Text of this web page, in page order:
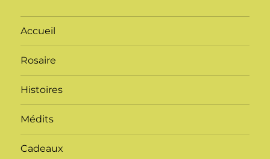
Accueil
Rosaire
Histoires
Médits
Cadeaux